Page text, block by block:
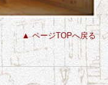
▲ ページTOPへ戻る